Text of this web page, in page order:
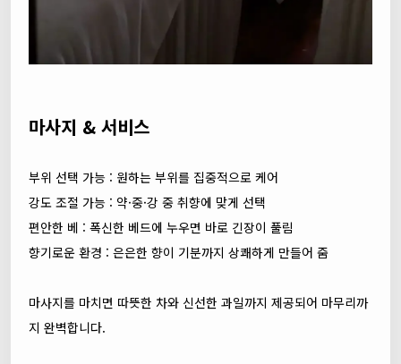
마사지 & 서비스
부위 선택 가능 : 원하는 부위를 집중적으로 케어
강도 조절 가능 : 약·중·강 중 취향에 맞게 선택
편안한 베 : 폭신한 베드에 누우면 바로 긴장이 풀림
향기로운 환경 : 은은한 향이 기분까지 상쾌하게 만들어 줌
마사지를 마치면 따뜻한 차와 신선한 과일까지 제공되어 마무리까
지 완벽합니다.